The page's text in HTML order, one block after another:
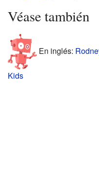
Véase también
En inglés:
Kids